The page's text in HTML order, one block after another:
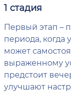
1 стадия
Первый этап –
периода,
может
выраженному
предстоит
улучшают